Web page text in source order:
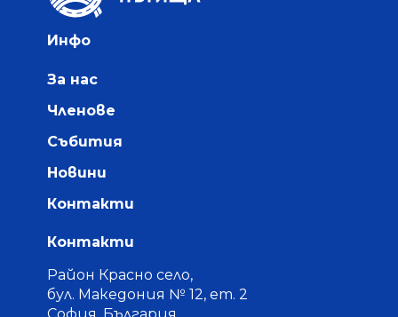
Инфо
За нас
Членове
Събития
Новини
Контакти
Контакти
Район Красно село,
бул. Македония № 12, ет. 2